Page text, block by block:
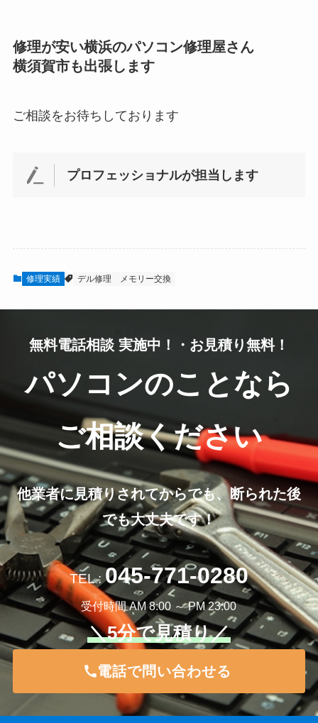
修理が安い横浜のパソコン修理屋さん
横須賀市も出張します
ご相談をお待ちしております
プロフェッショナルが担当します
修理実績 デル修理 メモリー交換
無料電話相談 実施中！・お見積り無料！
パソコンのことなら
ご相談ください
他業者に見積りされてからでも、断られた後
でも大丈夫です！
TEL :045-771-0280
受付時間 AM 8:00 ～ PM 23:00
＼5分で見積り／
電話で問い合わせる